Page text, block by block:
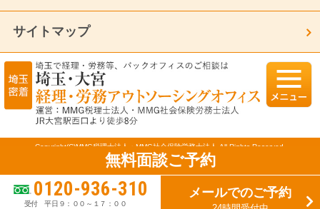
無料面談ご予約
0120-936-310
受付 平日９：００～１７：００
メールでのご予約
サイトマップ
Copyright(C)MMG税理士法人・MMG社会保険労務士法人 All Rights Reserved.
モバイル PC